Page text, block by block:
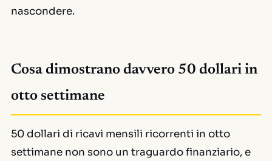
nascondere.
Cosa dimostrano davvero 50 dollari in
otto settimane
50 dollari di ricavi mensili ricorrenti in otto
settimane non sono un traguardo finanziario, e